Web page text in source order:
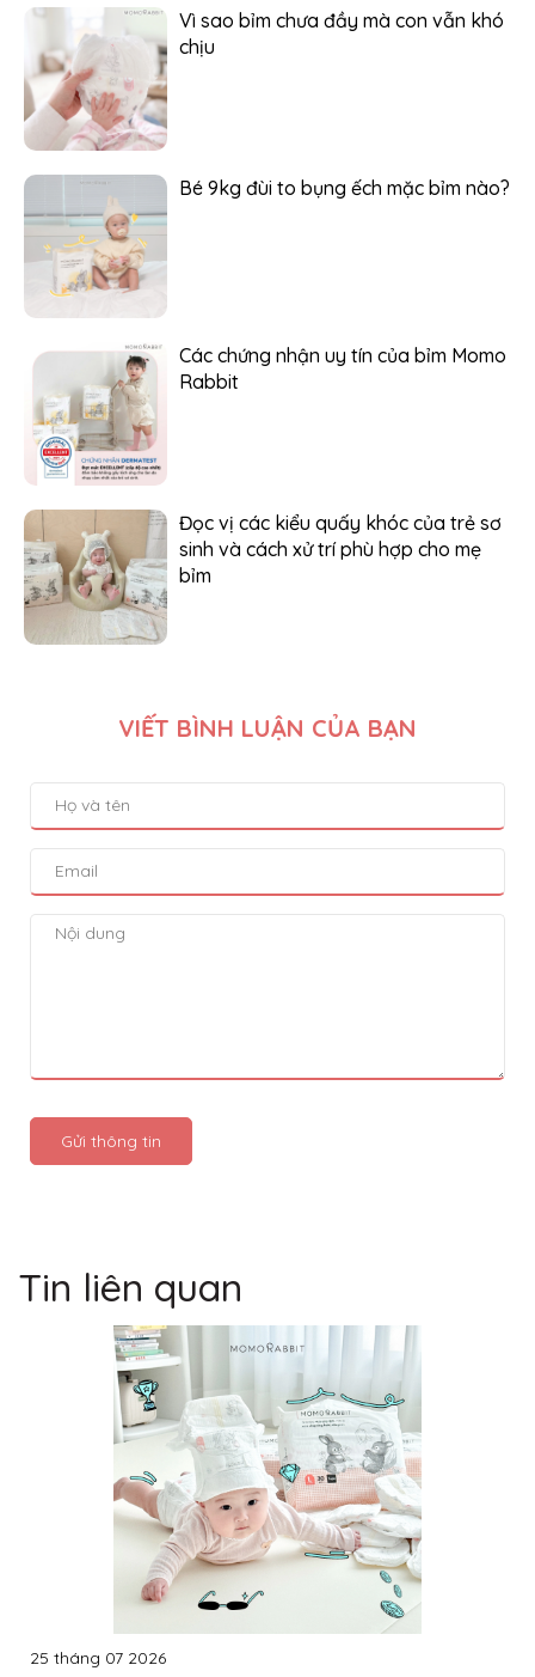
Vì sao bỉm chưa đầy mà con vẫn khó
chịu
Bé 9kg đùi to bụng ếch mặc bỉm nào?
Các chứng nhận uy tín của bỉm Momo
Rabbit
Đọc vị các kiểu quấy khóc của trẻ sơ
sinh và cách xử trí phù hợp cho mẹ
bỉm
VIẾT BÌNH LUẬN CỦA BẠN
Gửi thông tin
Tin liên quan
25 tháng 07 2026